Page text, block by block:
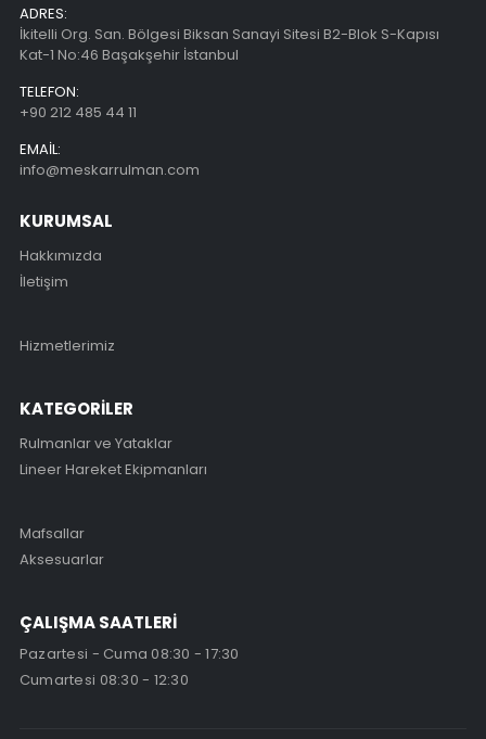
ADRES:
İkitelli Org. San. Bölgesi Biksan Sanayi Sitesi B2-Blok S-Kapısı
Kat-1 No:46 Başakşehir İstanbul
TELEFON:
+90 212 485 44 11
EMAIL:
info@meskarrulman.com
KURUMSAL
Hakkımızda
İletişim
Hizmetlerimiz
KATEGORİLER
Rulmanlar ve Yataklar
Lineer Hareket Ekipmanları
Mafsallar
Aksesuarlar
ÇALIŞMA SAATLERİ
Pazartesi - Cuma 08:30 - 17:30
Cumartesi 08:30 - 12:30